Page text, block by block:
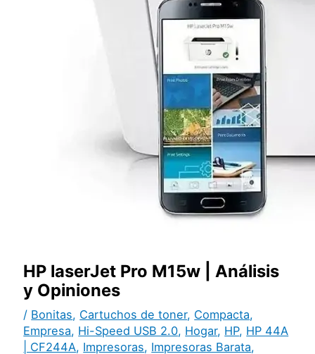
HP laserJet Pro M15w | Análisis
y Opiniones
/ Bonitas, Cartuchos de toner, Compacta,
Empresa, Hi-Speed USB 2.0, Hogar, HP, HP 44A
| CF244A, Impresoras, Impresoras Barata,